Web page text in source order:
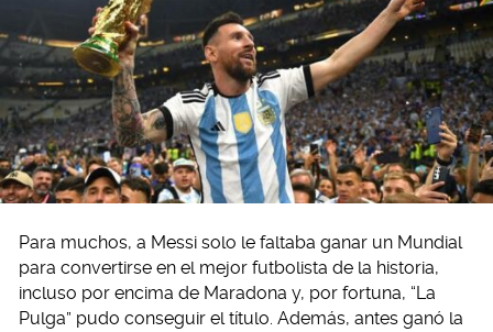
Para muchos, a Messi solo le faltaba ganar un Mundial
para convertirse en el mejor futbolista de la historia,
incluso por encima de Maradona y, por fortuna, “La
Pulga” pudo conseguir el título. Además, antes ganó la